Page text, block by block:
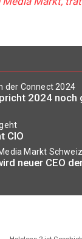
der Connect 2024
2024 noch
CIO
Markt Schweiz
neuer CEO